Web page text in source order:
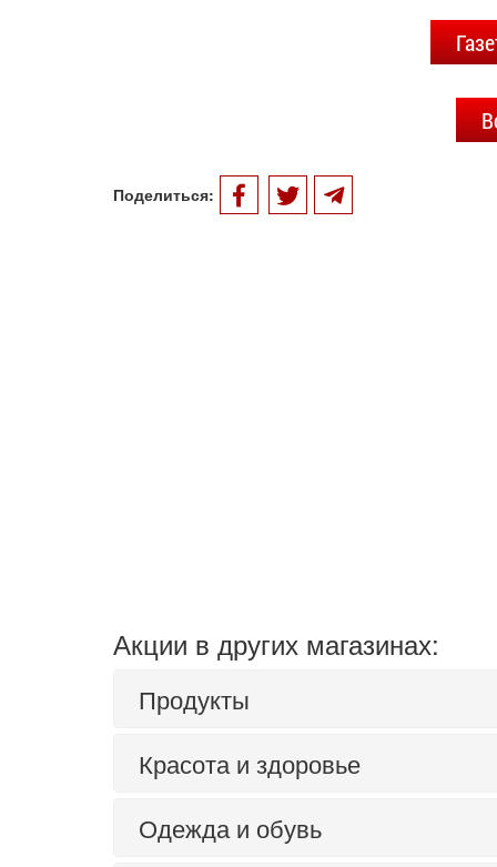
Поделиться:
Акции в других магазинах:
Продукты
Красота и здоровье
Одежда и обувь